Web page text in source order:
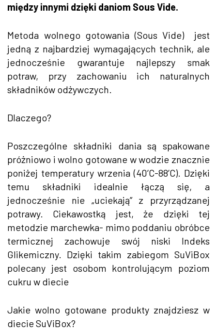
między innymi dzięki daniom Sous Vide.
Metoda wolnego gotowania (Sous Vide) jest
jedną z najbardziej wymagających technik, ale
jednocześnie gwarantuje najlepszy smak
potraw, przy zachowaniu ich naturalnych
składników odżywczych.
Dlaczego?
Poszczególne składniki dania są spakowane
próżniowo i wolno gotowane w wodzie znacznie
poniżej temperatury wrzenia (40’C-88’C). Dzięki
temu składniki idealnie łączą się, a
jednocześnie nie „uciekają” z przyrządzanej
potrawy. Ciekawostką jest, że dzięki tej
metodzie marchewka- mimo poddaniu obróbce
termicznej zachowuje swój niski Indeks
Glikemiczny. Dzięki takim zabiegom SuViBox
polecany jest osobom kontrolującym poziom
cukru w diecie
Jakie wolno gotowane produkty znajdziesz w
diecie SuViBox?